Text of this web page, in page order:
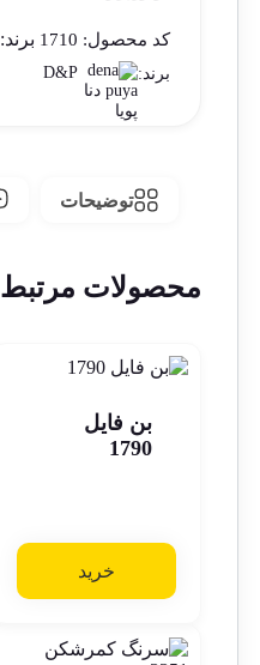
کد محصول: 1710 برند:
برند: D&P
توضیحات
محصولات مرتبط
بن فایل
1790
خرید